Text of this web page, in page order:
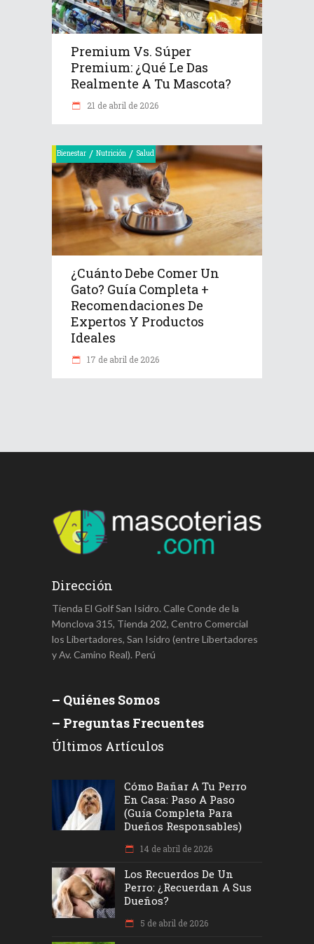
Premium Vs. Súper
Premium: ¿Qué Le Das
Realmente A Tu Mascota?
21 de abril de 2026
Bienestar / Nutrición / Salud
¿Cuánto Debe Comer Un
Gato? Guía Completa +
Recomendaciones De
Expertos Y Productos
Ideales
17 de abril de 2026
Dirección
Tienda El Golf San Isidro. Calle Conde de la
Monclova 315, Tienda 202, Centro Comercial
los Libertadores, San Isidro (entre Libertadores
y Av. Camino Real). Perú
– Quiénes Somos
– Preguntas Frecuentes
Últimos Artículos
Cómo Bañar A Tu Perro
En Casa: Paso A Paso
(Guía Completa Para
Dueños Responsables)
14 de abril de 2026
Los Recuerdos De Un
Perro: ¿recuerdan A Sus
Dueños?
5 de abril de 2026